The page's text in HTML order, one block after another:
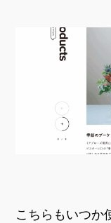
こちらもいつか